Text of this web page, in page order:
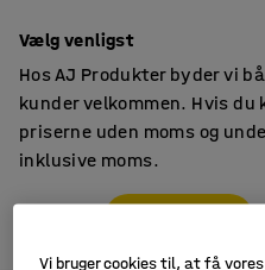
Vælg venligst
Hos AJ Produkter byder vi
kunder velkommen. Hvis du
priserne uden moms og
inklusive moms.
Vi bruger cookies til, at få